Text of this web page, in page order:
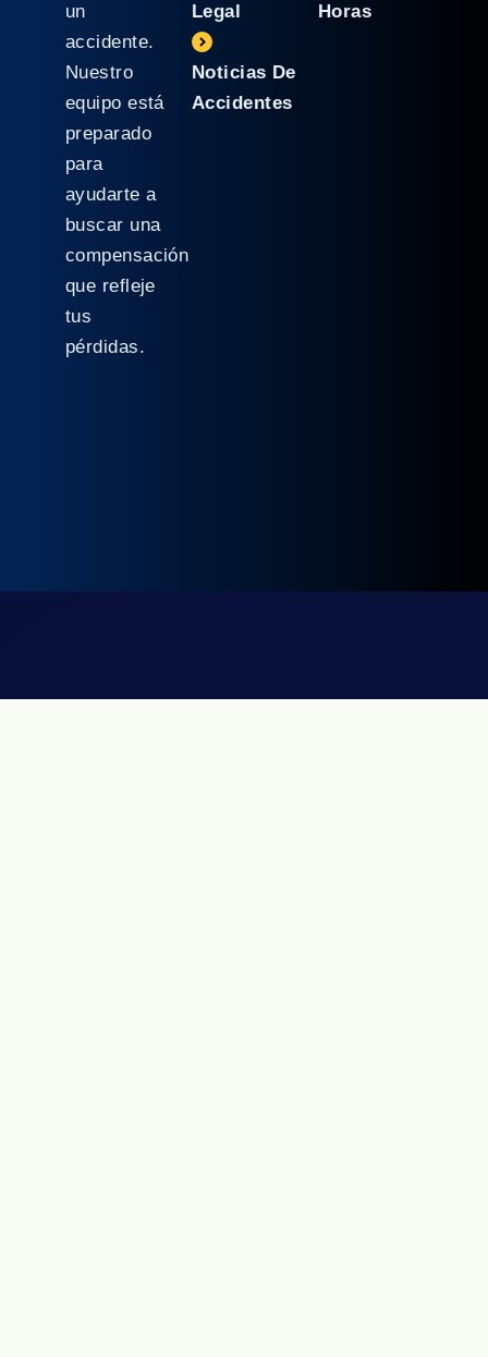
un
accidente.
Nuestro
equipo está
preparado
para
ayudarte a
buscar una
compensación
que refleje
tus
pérdidas.
Legal
Noticias De
Accidentes
Horas